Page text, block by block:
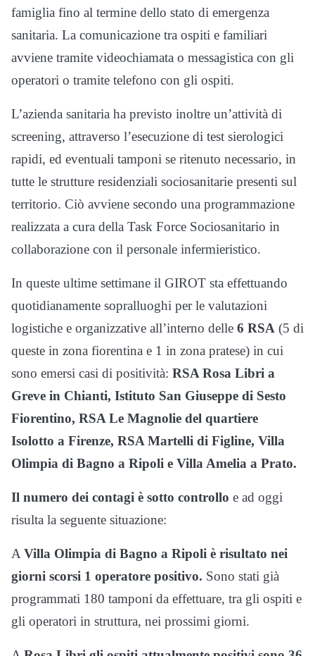
famiglia fino al termine dello stato di emergenza
sanitaria. La comunicazione tra ospiti e familiari
avviene tramite videochiamata o messagistica con gli
operatori o tramite telefono con gli ospiti.
L’azienda sanitaria ha previsto inoltre un’attività di
screening, attraverso l’esecuzione di test sierologici
rapidi, ed eventuali tamponi se ritenuto necessario, in
tutte le strutture residenziali sociosanitarie presenti sul
territorio. Ciò avviene secondo una programmazione
realizzata a cura della Task Force Sociosanitario in
collaborazione con il personale infermieristico.
In queste ultime settimane il GIROT sta effettuando
quotidianamente sopralluoghi per le valutazioni
logistiche e organizzative all’interno delle 6 RSA (5 di
queste in zona fiorentina e 1 in zona pratese) in cui
sono emersi casi di positività: RSA Rosa Libri a
Greve in Chianti, Istituto San Giuseppe di Sesto
Fiorentino, RSA Le Magnolie del quartiere
Isolotto a Firenze, RSA Martelli di Figline, Villa
Olimpia di Bagno a Ripoli e Villa Amelia a Prato.
Il numero dei contagi è sotto controllo e ad oggi
risulta la seguente situazione:
AVilla Olimpia di Bagno a Ripoli è risultato nei
giorni scorsi 1 operatore positivo. Sono stati già
programmati 180 tamponi da effettuare, tra gli ospiti e
gli operatori in struttura, nei prossimi giorni.